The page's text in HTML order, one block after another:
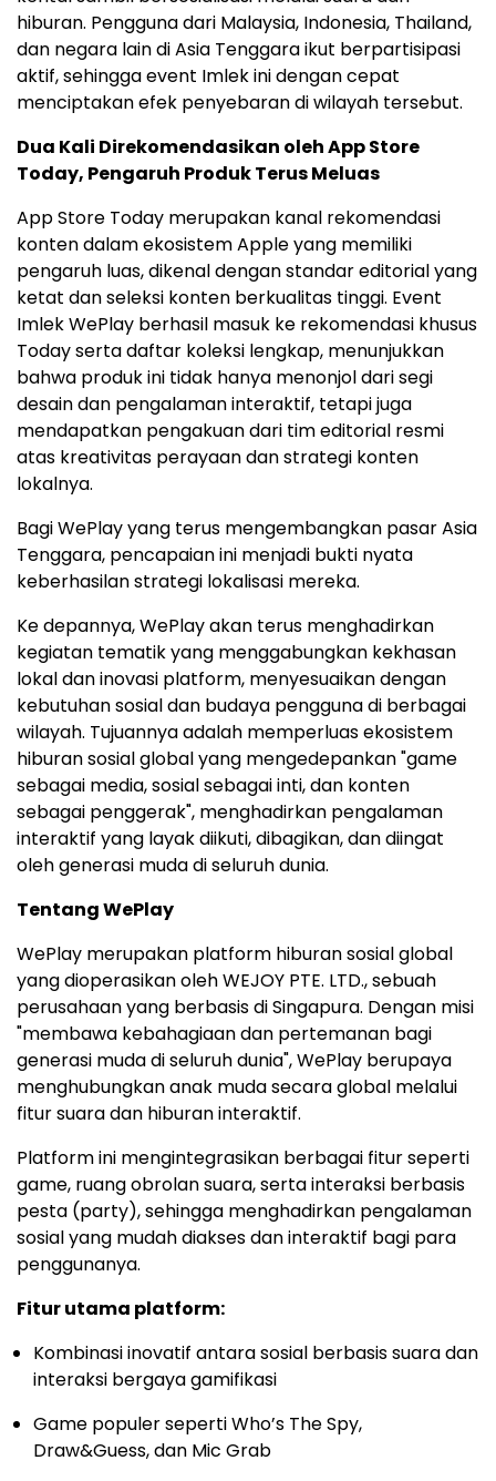
hiburan. Pengguna dari Malaysia, Indonesia, Thailand,
dan negara lain di Asia Tenggara ikut berpartisipasi
aktif, sehingga event Imlek ini dengan cepat
menciptakan efek penyebaran di wilayah tersebut.
Dua Kali Direkomendasikan oleh App Store
Today, Pengaruh Produk Terus Meluas
App Store Today merupakan kanal rekomendasi
konten dalam ekosistem Apple yang memiliki
pengaruh luas, dikenal dengan standar editorial yang
ketat dan seleksi konten berkualitas tinggi. Event
Imlek WePlay berhasil masuk ke rekomendasi khusus
Today serta daftar koleksi lengkap, menunjukkan
bahwa produk ini tidak hanya menonjol dari segi
desain dan pengalaman interaktif, tetapi juga
mendapatkan pengakuan dari tim editorial resmi
atas kreativitas perayaan dan strategi konten
lokalnya.
Bagi WePlay yang terus mengembangkan pasar Asia
Tenggara, pencapaian ini menjadi bukti nyata
keberhasilan strategi lokalisasi mereka.
Ke depannya, WePlay akan terus menghadirkan
kegiatan tematik yang menggabungkan kekhasan
lokal dan inovasi platform, menyesuaikan dengan
kebutuhan sosial dan budaya pengguna di berbagai
wilayah. Tujuannya adalah memperluas ekosistem
hiburan sosial global yang mengedepankan "game
sebagai media, sosial sebagai inti, dan konten
sebagai penggerak", menghadirkan pengalaman
interaktif yang layak diikuti, dibagikan, dan diingat
oleh generasi muda di seluruh dunia.
Tentang WePlay
WePlay merupakan platform hiburan sosial global
yang dioperasikan oleh WEJOY PTE. LTD., sebuah
perusahaan yang berbasis di Singapura. Dengan misi
"membawa kebahagiaan dan pertemanan bagi
generasi muda di seluruh dunia", WePlay berupaya
menghubungkan anak muda secara global melalui
fitur suara dan hiburan interaktif.
Platform ini mengintegrasikan berbagai fitur seperti
game, ruang obrolan suara, serta interaksi berbasis
pesta (party), sehingga menghadirkan pengalaman
sosial yang mudah diakses dan interaktif bagi para
penggunanya.
Fitur utama platform:
Kombinasi inovatif antara sosial berbasis suara dan
interaksi bergaya gamifikasi
Game populer seperti Who’s The Spy,
Draw&Guess, dan Mic Grab